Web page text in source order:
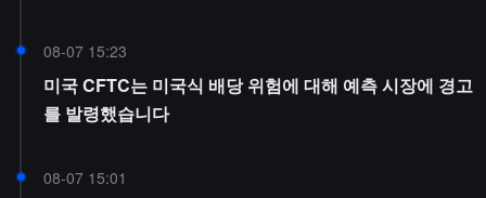
08-07 15:23
미국 CFTC는 미국식 배당 위험에 대해 예측 시장에 경고
를 발령했습니다
08-07 15:01